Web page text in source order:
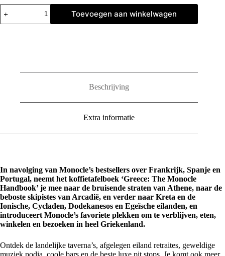
Greece:
The
Monocle
Toevoegen aan winkelwagen
Beschrijving
Extra informatie
In navolging van Monocle’s bestsellers over Frankrijk, Spanje en
Portugal, neemt het koffietafelboek ‘Greece: The Monocle
Handbook’ je mee naar de bruisende straten van Athene, naar de
beboste skipistes van Arcadië, en verder naar Kreta en de
Ionische, Cycladen, Dodekanesos en Egeïsche eilanden, en
introduceert Monocle’s favoriete plekken om te verblijven, eten,
winkelen en bezoeken in heel Griekenland.
Ontdek de landelijke taverna’s, afgelegen eiland retraites, geweldige
muziek podia, coole bars en de beste luxe pit stops. Je komt ook meer